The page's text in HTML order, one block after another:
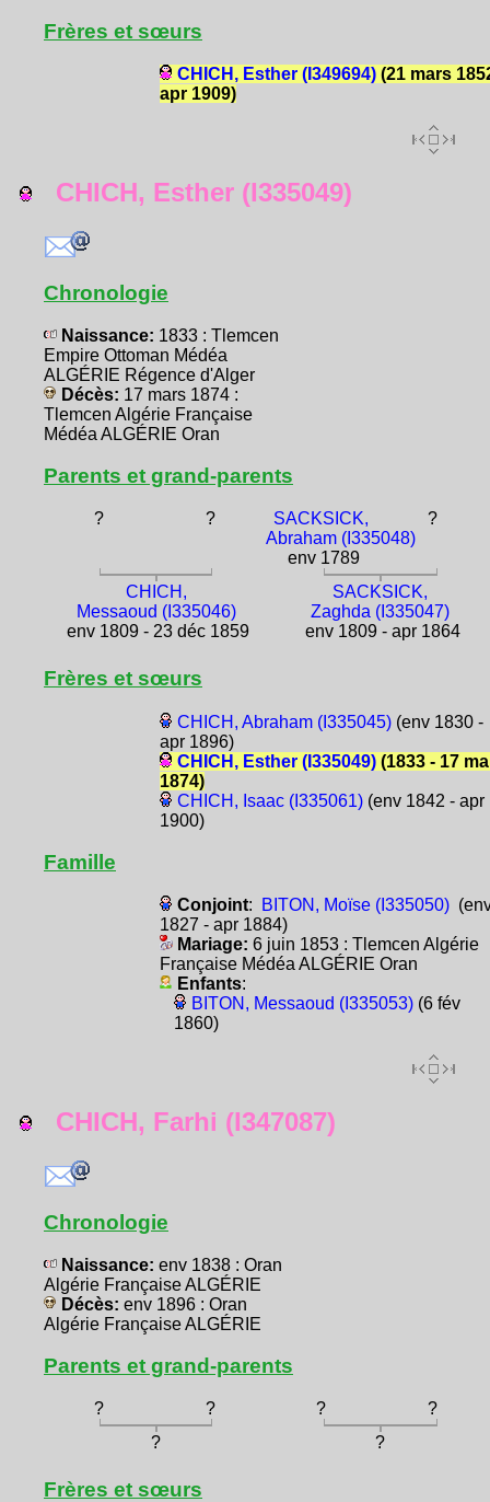
Frères et sœurs
CHICH, Esther (I349694)(21 mars
apr 1909)
CHICH, Esther (I335049)
Chronologie
Naissance: 1833 : Tlemcen
Empire Ottoman Médéa
ALGÉRIE Régence d'Alger
Décès: 17 mars 1874 :
Tlemcen Algérie Française
Médéa ALGÉRIE Oran
Parents et grand-parents
? ?
SACKSICK,
Abraham (I335048)
env 1789
?
CHICH,
Messaoud (I335046)
env 1809 - 23 déc 1859
SACKSICK,
Zaghda (I335047)
env 1809 - apr 1864
Frères et sœurs
CHICH, Abraham (I335045)(env 1830 -
apr 1896)
CHICH, Esther (I335049)(1833 - 17
1874)
CHICH, Isaac (I335061)(env 1842 - apr
1900)
Famille
Conjoint: BITON, Moïse (I335050)
1827 - apr 1884)
Mariage: 6 juin 1853 : Tlemcen Algérie
Française Médéa ALGÉRIE Oran
Enfants:
BITON, Messaoud (I335053)(6 fév
1860)
CHICH, Farhi (I347087)
Chronologie
Naissance: env 1838 : Oran
Algérie Française ALGÉRIE
Décès: env 1896 : Oran
Algérie Française ALGÉRIE
Parents et grand-parents
? ? ?
?
?
?
Frères et sœurs